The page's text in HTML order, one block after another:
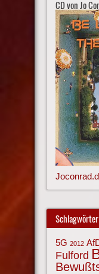
CD von Jo
Schlagwörter
5G 2012
Fulford